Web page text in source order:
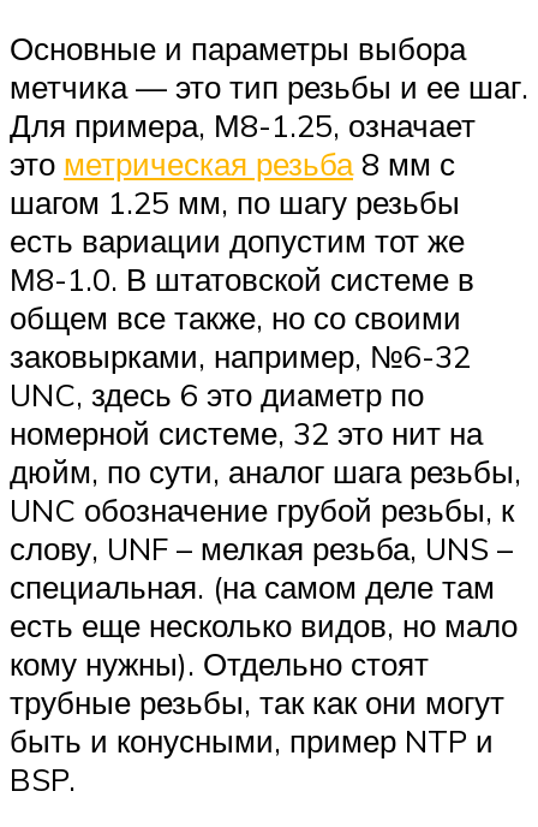
Основные и параметры выбора
метчика — это тип резьбы и ее шаг.
Для примера, М8-1.25, означает
это метрическая резьба8 мм с
шагом 1.25 мм, по шагу резьбы
есть вариации допустим тот же
М8-1.0. В штатовской системе в
общем все также, но со своими
заковырками, например, №6-32
UNC, здесь 6 это диаметр по
номерной системе, 32 это нит на
дюйм, по сути, аналог шага резьбы,
UNC обозначение грубой резьбы, к
слову, UNF – мелкая резьба, UNS –
специальная. (на самом деле там
есть еще несколько видов, но мало
кому нужны). Отдельно стоят
трубные резьбы, так как они могут
быть и конусными, пример NTP и
BSP.